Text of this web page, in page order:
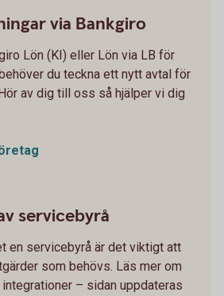
via Bankgiro
Lön (KI) eller Lön via LB för
du teckna ett nytt avtal för
av dig till oss så hjälper vi dig
servicebyrå
en servicebyrå är det viktigt att
som behövs. Läs mer om
– sidan uppdateras